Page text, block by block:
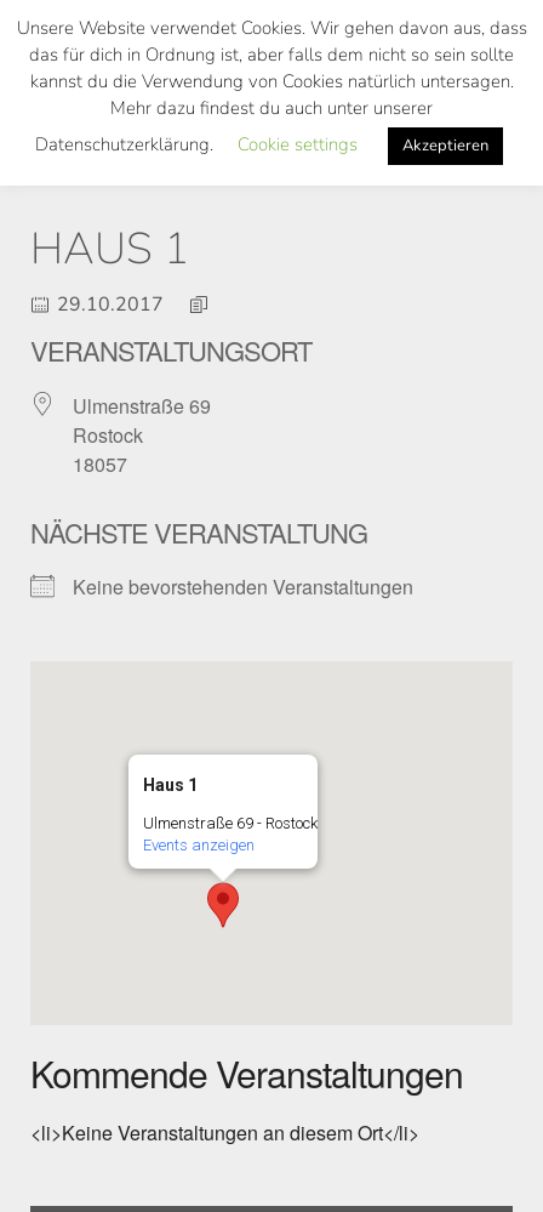
Skip
main
HAUS 1
29.10.2017
VERANSTALTUNGSORT
Ulmenstraße 69
Rostock
18057
NÄCHSTE VERANSTALTUNG
Keine bevorstehenden Veranstaltungen
Haus 1
Ulmenstraße 69 - Rostock
Events anzeigen
Kommende Veranstaltungen
<li>Keine Veranstaltungen an diesem Ort</li>
Unsere Website verwendet Cookies. Wir gehen davon aus, dass
das für dich in Ordnung ist, aber falls dem nicht so sein sollte
kannst du die Verwendung von Cookies natürlich untersagen.
Mehr dazu findest du auch unter unserer
Datenschutzerklärung.
Cookie settings Akzeptieren